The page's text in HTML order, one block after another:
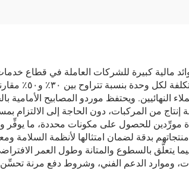
مالية كبيرة للشركات العاملة في قطاع
الناتج عن قوة
النهائيين. ويحتفظ موردو المصابيح
إنتاج من المركبات، دون الحاجة إلى
للحصول على مكونات محددة، ما يوفِّر
بدقة لضمان امتثالها لأنظمة السلامة
يتعلَّق بالسطوع والمتانة وطول العمر
وموارد الدعم الفني، وشروط دفع مرنة تحسِّن